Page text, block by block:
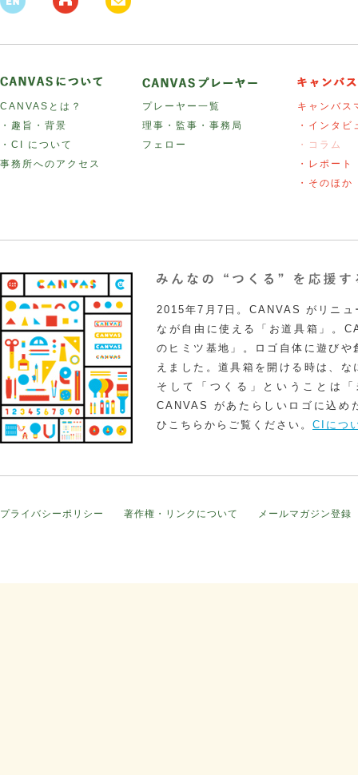
CANVASとは？
・趣旨・背景
・CI について
事務所へのアクセス
プレーヤー一覧
理事・監事・事務局
フェロー
キャンバス
・インタビ
・コラム
・レポート
・そのほか
2015年7月7日。CANVAS がリニュ
なが自由に使える「お道具箱」。
のヒミツ基地」。ロゴ自体に遊び
えました。道具箱を開ける時は、
そして「つくる」ということは
CANVAS があたらしいロゴに込め
ひこちらからご覧ください。 CIにつ
プライバシーポリシー 著作権・リンクについて メールマガジン登録